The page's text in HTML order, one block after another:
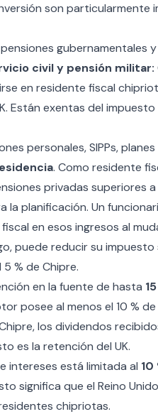
son particularmente
gubernamentales
civil y pensión militar:
en residente fiscal
Están exentas del
personales, SIPPs,
. Como residente
privadas superiores a
planificación. Un
en esos ingresos al
puede reducir su
% de Chipre.
en la fuente de hasta
posee al menos el 10 %
, los dividendos
es la retención del UK.
intereses está limitada al 10
significa que el Reino
chipriotas.